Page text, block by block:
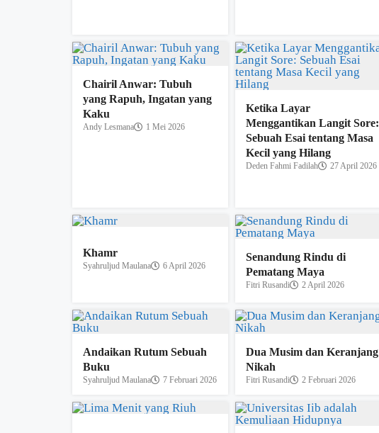
Chairil Anwar: Tubuh
yang Rapuh, Ingatan yang
Kaku
Andy Lesmana 1 Mei 2026
Ketika Layar
Menggantikan Langit Sore:
Sebuah Esai tentang Masa
Kecil yang Hilang
Deden Fahmi Fadilah 27 April 2026
Khamr
Syahruljud Maulana 6 April 2026
Senandung Rindu di
Pematang Maya
Fitri Rusandi 2 April 2026
Andaikan Rutum Sebuah
Buku
Syahruljud Maulana 7 Februari 2026
Dua Musim dan Keranjang
Nikah
Fitri Rusandi 2 Februari 2026